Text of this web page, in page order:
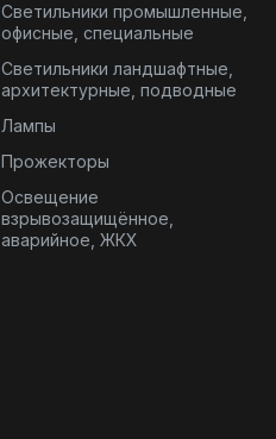
Светильники промышленные,
офисные, специальные
Светильники ландшафтные,
архитектурные, подводные
Лампы
Прожекторы
Освещение
взрывозащищённое,
аварийное, ЖКХ